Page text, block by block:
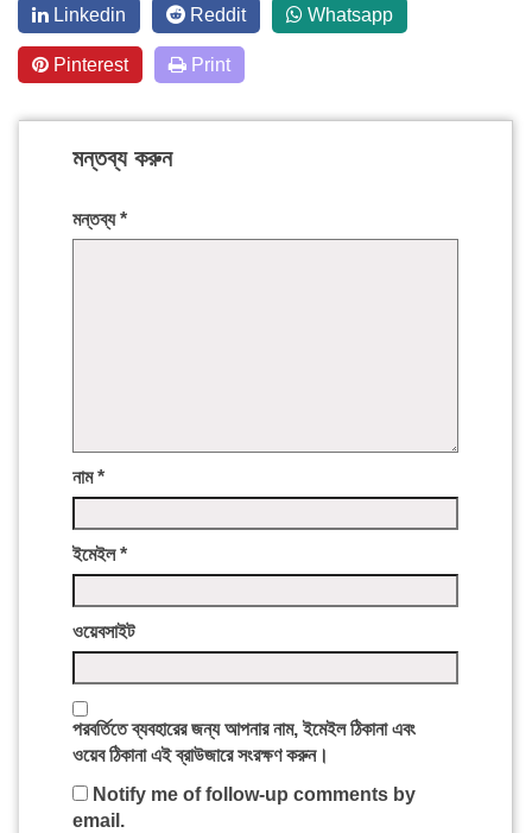
Linkedin Reddit Whatsapp
Pinterest Print
মন্তব্য করুন
মন্তব্য*
নাম*
ইমেইল*
ওয়েবসাইট
পরবর্তিতে ব্যবহারের জন্য আপনার নাম, ইমেইল ঠিকানা এবং
ওয়েব ঠিকানা এই ব্রাউজারে সংরক্ষণ করুন।
Notify me of follow-up comments by
email.